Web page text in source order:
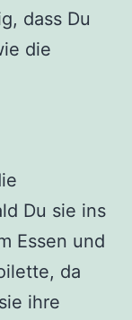
dass Du
die
Du sie ins
Essen und
da
ihre